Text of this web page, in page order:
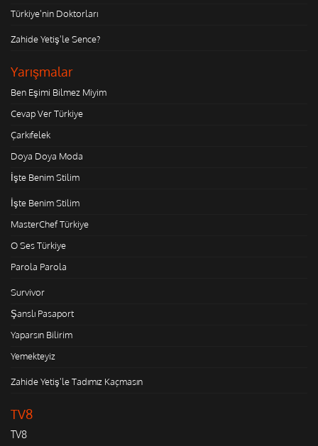
Türkiye'nin Doktorları
Zahide Yetiş'le Sence?
Yarışmalar
Ben Eşimi Bilmez Miyim
Cevap Ver Türkiye
Çarkıfelek
Doya Doya Moda
İşte Benim Stilim
İşte Benim Stilim
MasterChef Türkiye
O Ses Türkiye
Parola Parola
Survivor
Şanslı Pasaport
Yaparsın Bilirim
Yemekteyiz
Zahide Yetiş'le Tadımız Kaçmasın
TV8
TV8